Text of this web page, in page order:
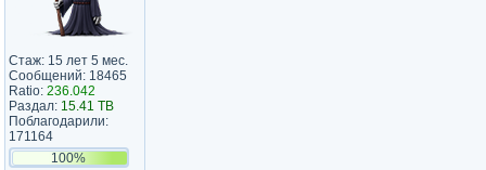
Стаж: 15 лет 5 мес.
Сообщений: 18465
Ratio: 236.042
Раздал: 15.41 TB
Поблагодарили:
171164
100%